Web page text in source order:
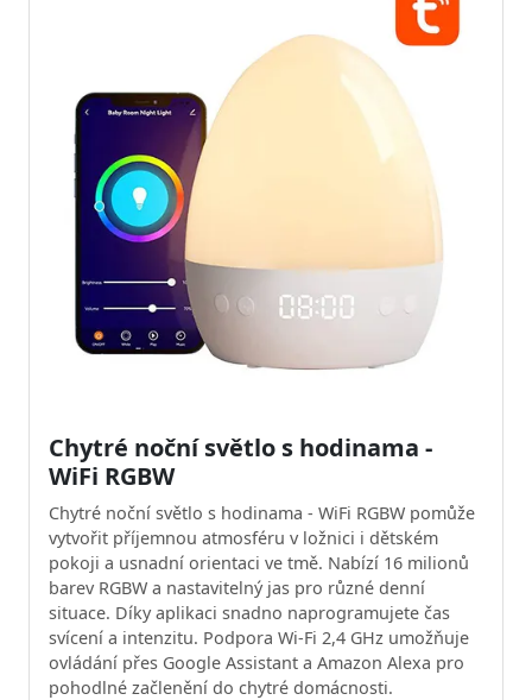
Chytré noční světlo s hodinama -
WiFi RGBW
Chytré noční světlo s hodinama - WiFi RGBW pomůže
vytvořit příjemnou atmosféru v ložnici i dětském
pokoji a usnadní orientaci ve tmě. Nabízí 16 milionů
barev RGBW a nastavitelný jas pro různé denní
situace. Díky aplikaci snadno naprogramujete čas
svícení a intenzitu. Podpora Wi-Fi 2,4 GHz umožňuje
ovládání přes Google Assistant a Amazon Alexa pro
pohodlné začlenění do chytré domácnosti.